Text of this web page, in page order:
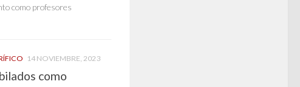
como profesores
14 NOVIEMBRE, 2023
como